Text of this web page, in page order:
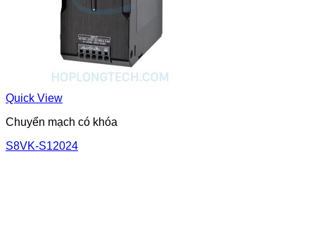
Quick View
Chuyển mạch có khóa
S8VK-S12024